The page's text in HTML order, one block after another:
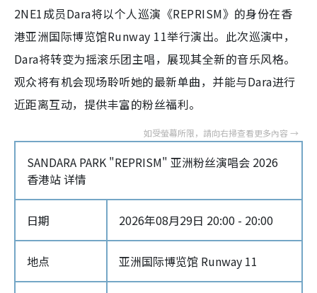
2NE1成员Dara将以个人巡演《REPRISM》的身份在香
港亚洲国际博览馆Runway 11举行演出。此次巡演中，
Dara将转变为摇滚乐团主唱，展现其全新的音乐风格。
观众将有机会现场聆听她的最新单曲，并能与Dara进行
近距离互动，提供丰富的粉丝福利。
SANDARA PARK "REPRISM" 亚洲粉丝演唱会 2026
香港站 详情
日期 2026年08月29日 20:00 - 20:00
地点 亚洲国际博览馆 Runway 11